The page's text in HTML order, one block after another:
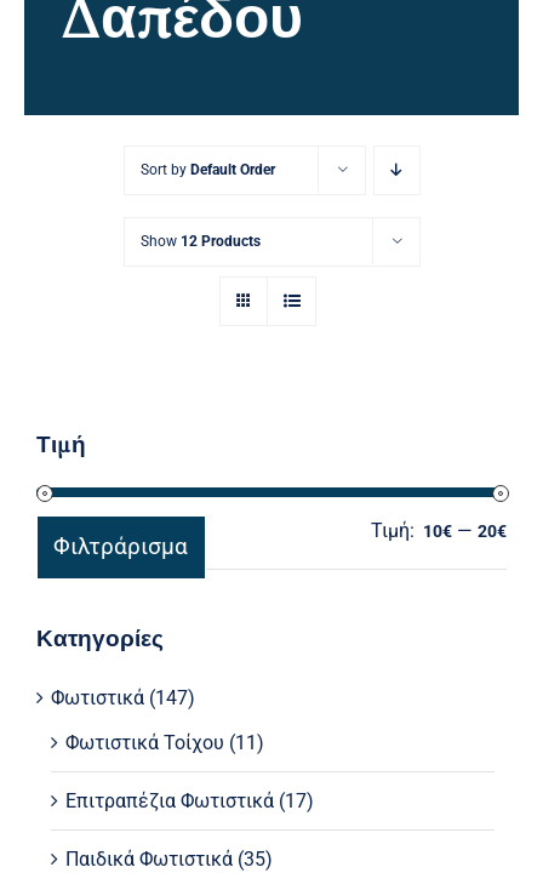
Ηλεκτρολογικός Εξοπλισμός
Δαπέδου
Sort by Default Order
Show 12 Products
Τιμή
τιμή
τιμή
Φιλτράρισμα
Τιμή: 10€ —20€
Κατηγορίες
Φωτιστικά (147)
Φωτιστικά Τοίχου (11)
Επιτραπέζια Φωτιστικά (17)
Παιδικά Φωτιστικά (35)